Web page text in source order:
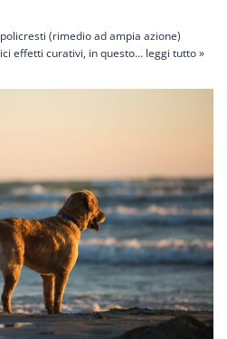
(rimedio ad ampia azione)
effetti curativi, in questo… leggi tutto »